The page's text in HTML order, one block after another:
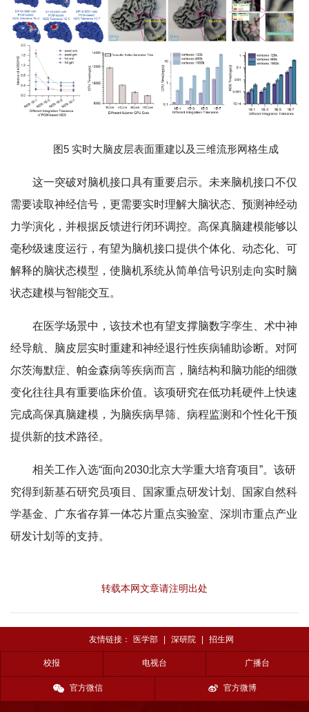
图5 实时大脑皮层表面重建以及三维流形网格生成
这一突破对脑机接口具有重要启示。未来脑机接口不仅
需要读取神经信号，更需要实时理解大脑状态、预测神经动
力学演化，并根据反馈进行闭环调控。高保真脑建模能够以
毫秒级速度运行，有望为脑机接口提供个体化、动态化、可
解释的脑状态模型，使脑机系统从简单信号识别走向实时脑
状态建模与智能交互。
在医学场景中，该技术也有望支撑脑数字孪生、术中神
经导航、脑皮层实时重建和神经退行性疾病辅助诊断。对阿
尔茨海默症、帕金森病等疾病而言，脑结构和脑功能的细微
变化往往具有重要临床价值。该项研究在低功耗硬件上快速
完成高保真脑建模，为脑疾病早筛、病程监测和个性化干预
提供新的技术路径。
相关工作入选“面向2030北京大学重大培育项目”。该研
究得到新基石研究员项目、国家重点研发计划、国家自然科
学基金、广东省存算一体芯片重点实验室、深圳市重点产业
研发计划等的支持。
转载本网文章请注明出处
友情链接： 医学部 深研院 招生网
校报 电视台 广播台
官方微信 官方微博